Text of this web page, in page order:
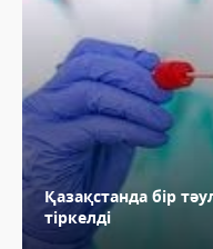
Қазақстанда бір
тіркелді